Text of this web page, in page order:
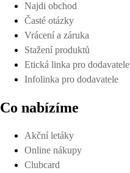
Najdi obchod
Časté otázky
Vrácení a záruka
Stažení produktů
Etická linka pro dodavatele
Infolinka pro dodavatele
Co nabízíme
Akční letáky
Online nákupy
Clubcard